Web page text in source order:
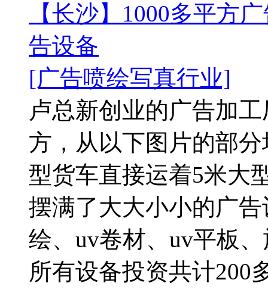
【长沙】1000多平方
告设备
[广告喷绘写真行业]
卢总新创业的广告加
方，从以下图片的部
型货车直接运着5米大
摆满了大大小小的广
绘、uv卷材、uv平板
所有设备投资共计200